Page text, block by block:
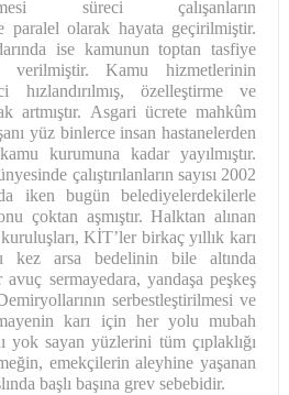
süreci çalışanların
paralel olarak hayata geçirilmiştir.
ise kamunun toptan tasfiye
verilmiştir. Kamu hizmetlerinin
hızlandırılmış, özelleştirme ve
artmıştır. Asgari ücrete mahkûm
yüz binlerce insan hastanelerden
kurumuna kadar yayılmıştır.
çalıştırılanların sayısı 2002
iken bugün belediyelerdekilerle
çoktan aşmıştır. Halktan alınan
KİT’ler birkaç yıllık karı
kez arsa bedelinin bile altında
sermayedara, yandaşa peşkeş
serbestleştirilmesi ve
karı için her yolu mubah
yok sayan yüzlerini tüm çıplaklığı
emekçilerin aleyhine yaşanan
başlı başına grev sebebidir.